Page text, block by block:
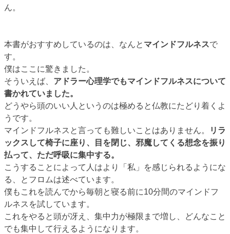
ん。
本書がおすすめしているのは、なんと マインドフルネスで
す。
僕はここに驚きました。
そういえば、 アドラー心理学でもマインドフルネスについて
書かれていました。
どうやら頭のいい人というのは極めると仏教にたどり着くよ
うです。
マインドフルネスと言っても難しいことはありません。
リラ
ックスして椅子に座り、目を閉じ、邪魔してくる想念を振り
払って、ただ呼吸に集中する。
こうすることによって人はより「私」を感じられるようにな
る、とフロムは述べています。
僕もこれを読んでから毎朝と寝る前に10分間のマインドフ
ルネスを試しています。
これをやると頭が冴え、集中力が極限まで増し、どんなこと
でも集中して行えるようになります。